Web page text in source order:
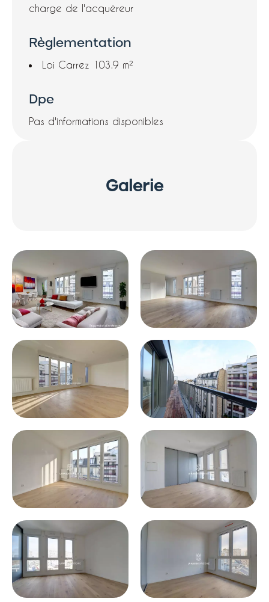
charge de l'acquéreur
Règlementation
Loi Carrez 103.9 m²
Dpe
Pas d'informations disponibles
Galerie